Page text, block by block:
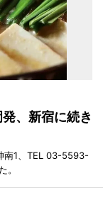
、新宿に続き
南1、TEL 03-5593-
。